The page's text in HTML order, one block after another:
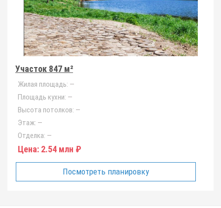
Участок 847 м²
Жилая площадь: —
Площадь кухни: —
Высота потолков: —
Этаж: —
Отделка: —
Цена: 2.54 млн ₽
Посмотреть планировку